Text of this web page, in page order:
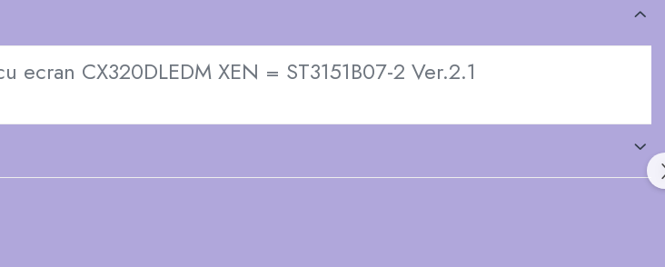
CX320DLEDM XEN = ST3151B07-2 Ver.2.1